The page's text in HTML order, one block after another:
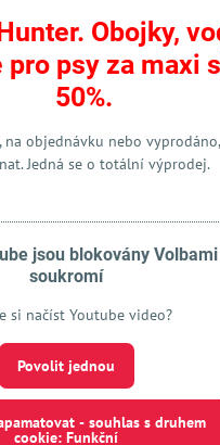
je blokován Volbami
Povolit jednou
- souhlas s druhem
Otevřít obsah v novém okně
Obojky,
pro psy za maxi
50%.
na objednávku nebo
Jedná se o totální výprodej.
jsou blokovány Volbami
soukromí
si načíst Youtube video?
Povolit jednou
- souhlas s druhem
cookie: Funkční